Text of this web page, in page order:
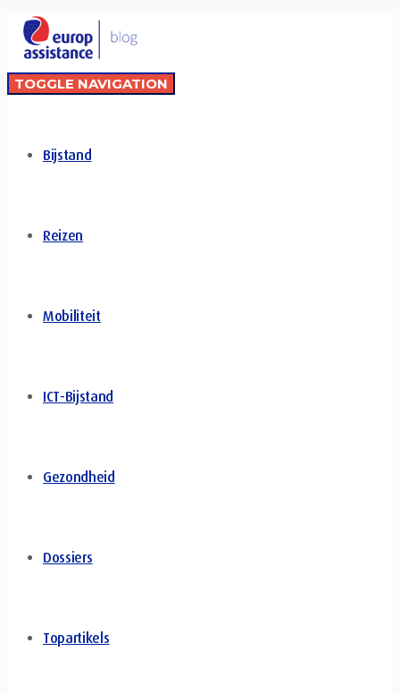
TOGGLE NAVIGATION
Bijstand
Reizen
Mobiliteit
ICT-Bijstand
Gezondheid
Dossiers
Topartikels